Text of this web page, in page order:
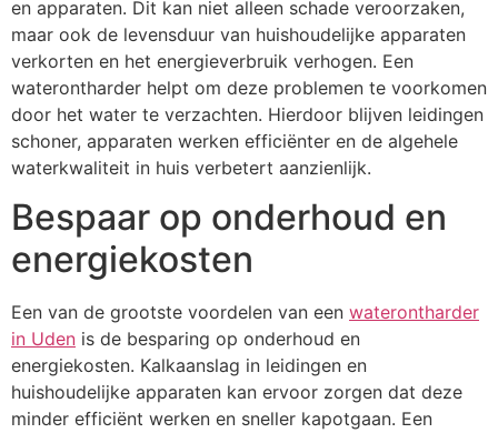
en apparaten. Dit kan niet alleen schade veroorzaken,
maar ook de levensduur van huishoudelijke apparaten
verkorten en het energieverbruik verhogen. Een
waterontharder helpt om deze problemen te voorkomen
door het water te verzachten. Hierdoor blijven leidingen
schoner, apparaten werken efficiënter en de algehele
waterkwaliteit in huis verbetert aanzienlijk.
Bespaar op onderhoud en
energiekosten
Een van de grootste voordelen van een waterontharder
in Uden is de besparing op onderhoud en
energiekosten. Kalkaanslag in leidingen en
huishoudelijke apparaten kan ervoor zorgen dat deze
minder efficiënt werken en sneller kapotgaan. Een